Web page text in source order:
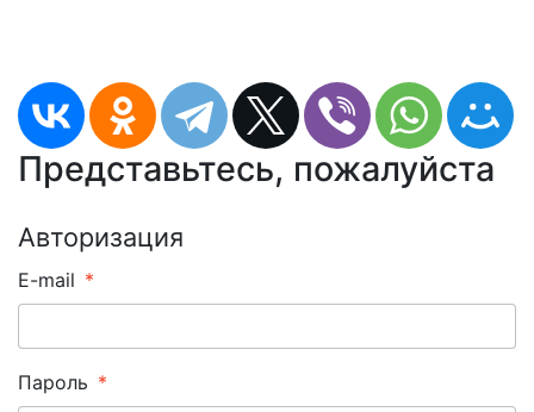
Представьтесь, пожалуйста
Авторизация
E-mail
Пароль